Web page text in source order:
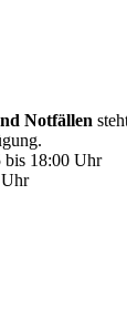
Notfällen
bis 18:00 Uhr
Uhr